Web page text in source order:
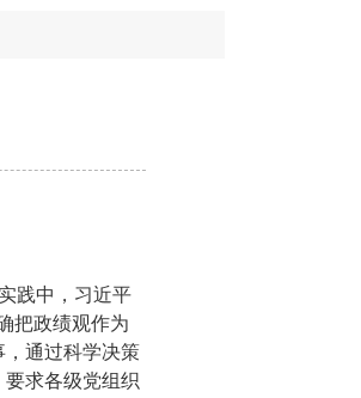
践中，习近平
把政绩观作为
通过科学决策
求各级党组织